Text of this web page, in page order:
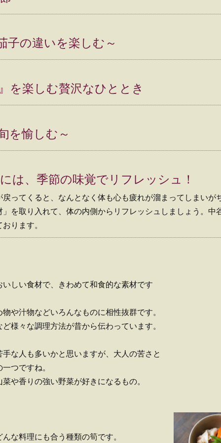
子の違いを楽しむ～
を楽しむ贅沢なひととき
を愉しむ～
は、季節の味覚でリフレッシュ！
ってくると、なんとなく体も心も疲れが溜まってしまいが
を取り入れて、体の内側からリフレッシュしましょう。中
ります。
しい食材で、きわめて和食的な素材です
や汁物などいろんなものに相性抜群です。
様々な調理方法が昔から伝わっています。
な人も多いかと思いますが、大人の苦さと
つですね。
や香りの強い野菜が好きになるもの。
な料理にも合う種類の筍です。